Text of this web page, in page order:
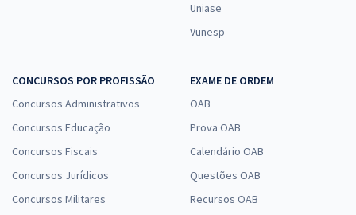
Uniase
Vunesp
CONCURSOS POR PROFISSÃO
Concursos Administrativos
Concursos Educação
Concursos Fiscais
Concursos Jurídicos
Concursos Militares
EXAME DE ORDEM
OAB
Prova OAB
Calendário OAB
Questões OAB
Recursos OAB